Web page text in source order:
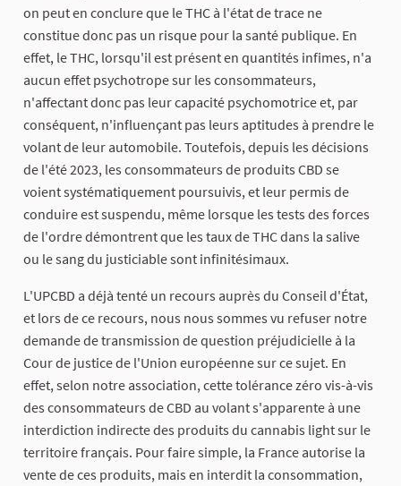
on peut en conclure que le THC à l'état de trace ne
constitue donc pas un risque pour la santé publique. En
effet, le THC, lorsqu'il est présent en quantités infimes, n'a
aucun effet psychotrope sur les consommateurs,
n'affectant donc pas leur capacité psychomotrice et, par
conséquent, n'influençant pas leurs aptitudes à prendre le
volant de leur automobile. Toutefois, depuis les décisions
de l'été 2023, les consommateurs de produits CBD se
voient systématiquement poursuivis, et leur permis de
conduire est suspendu, même lorsque les tests des forces
de l'ordre démontrent que les taux de THC dans la salive
ou le sang du justiciable sont infinitésimaux.
L'UPCBD a déjà tenté un recours auprès du Conseil d'État,
et lors de ce recours, nous nous sommes vu refuser notre
demande de transmission de question préjudicielle à la
Cour de justice de l'Union européenne sur ce sujet. En
effet, selon notre association, cette tolérance zéro vis-à-vis
des consommateurs de CBD au volant s'apparente à une
interdiction indirecte des produits du cannabis light sur le
territoire français. Pour faire simple, la France autorise la
vente de ces produits, mais en interdit la consommation,